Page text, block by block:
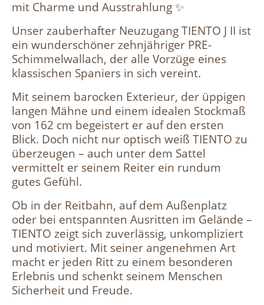
mit Charme und Ausstrahlung ✨
Unser zauberhafter Neuzugang TIENTO J II ist
ein wunderschöner zehnjähriger PRE-
Schimmelwallach, der alle Vorzüge eines
klassischen Spaniers in sich vereint.
Mit seinem barocken Exterieur, der üppigen
langen Mähne und einem idealen Stockmaß
von 162 cm begeistert er auf den ersten
Blick. Doch nicht nur optisch weiß TIENTO zu
überzeugen – auch unter dem Sattel
vermittelt er seinem Reiter ein rundum
gutes Gefühl.
Ob in der Reitbahn, auf dem Außenplatz
oder bei entspannten Ausritten im Gelände –
TIENTO zeigt sich zuverlässig, unkompliziert
und motiviert. Mit seiner angenehmen Art
macht er jeden Ritt zu einem besonderen
Erlebnis und schenkt seinem Menschen
Sicherheit und Freude.